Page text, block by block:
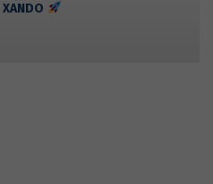
XANDO